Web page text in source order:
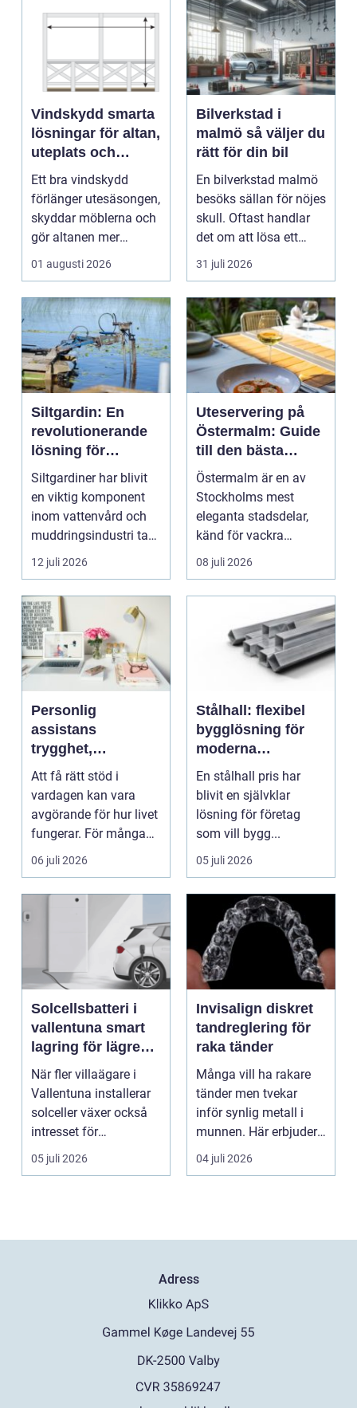
Vindskydd smarta
lösningar för altan,
uteplats och
uterum
Ett bra vindskydd
förlänger utesäsongen,
skyddar möblerna och
gör altanen mer
ombonad utan att
känna...
01 augusti 2026
Bilverkstad i
malmö så väljer du
rätt för din bil
En bilverkstad malmö
besöks sällan för nöjes
skull. Oftast handlar
det om att lösa ett
problem snabb...
31 juli 2026
Siltgardin: En
revolutionerande
lösning för
vattenmiljöer
Siltgardiner har blivit
en viktig komponent
inom vattenvård och
muddringsindustri tack
vare si...
12 juli 2026
Uteservering på
Östermalm: Guide
till den bästa
restaurangen på
Östermalm
Östermalm är en av
Stockholms mest
eleganta stadsdelar,
känd för vackra
kvarter,...
08 juli 2026
Personlig
assistans
trygghet,
självbestämmande
och vardag på
egna villkor
Att få rätt stöd i
vardagen kan vara
avgörande för hur livet
fungerar. För många
människor med funkt...
06 juli 2026
Stålhall: flexibel
bygglösning för
moderna
verksamheter
En stålhall pris har
blivit en självklar
lösning för företag
som vill bygg...
05 juli 2026
Solcellsbatteri i
vallentuna smart
lagring för lägre
elkostnader året
runt
När fler villaägare i
Vallentuna installerar
solceller växer också
intresset för
energilagring. Ett ...
05 juli 2026
Invisalign diskret
tandreglering för
raka tänder
Många vill ha rakare
tänder men tvekar
inför synlig metall i
munnen. Här erbjuder
Invisalign ett mod...
04 juli 2026
Adress